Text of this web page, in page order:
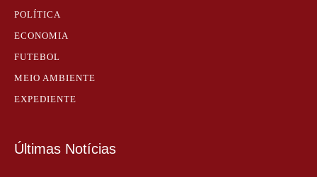
POLÍTICA
ECONOMIA
FUTEBOL
MEIO AMBIENTE
EXPEDIENTE
Últimas Notícias